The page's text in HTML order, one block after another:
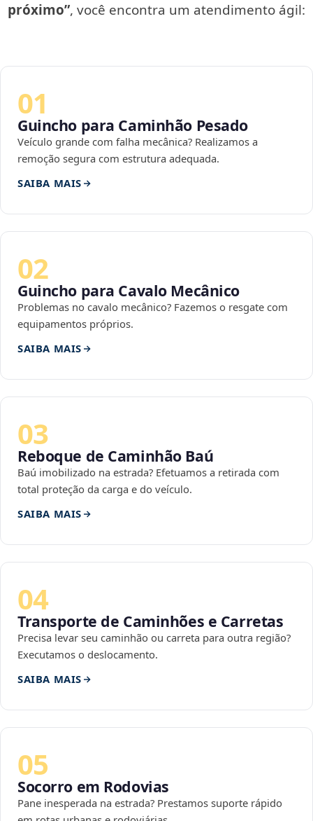
próximo”, você encontra um atendimento ágil:
01
Guincho para Caminhão Pesado
Veículo grande com falha mecânica? Realizamos a
remoção segura com estrutura adequada.
SAIBA MAIS
02
Guincho para Cavalo Mecânico
Problemas no cavalo mecânico? Fazemos o resgate com
equipamentos próprios.
SAIBA MAIS
03
Reboque de Caminhão Baú
Baú imobilizado na estrada? Efetuamos a retirada com
total proteção da carga e do veículo.
SAIBA MAIS
04
Transporte de Caminhões e Carretas
Precisa levar seu caminhão ou carreta para outra região?
Executamos o deslocamento.
SAIBA MAIS
05
Socorro em Rodovias
Pane inesperada na estrada? Prestamos suporte rápido